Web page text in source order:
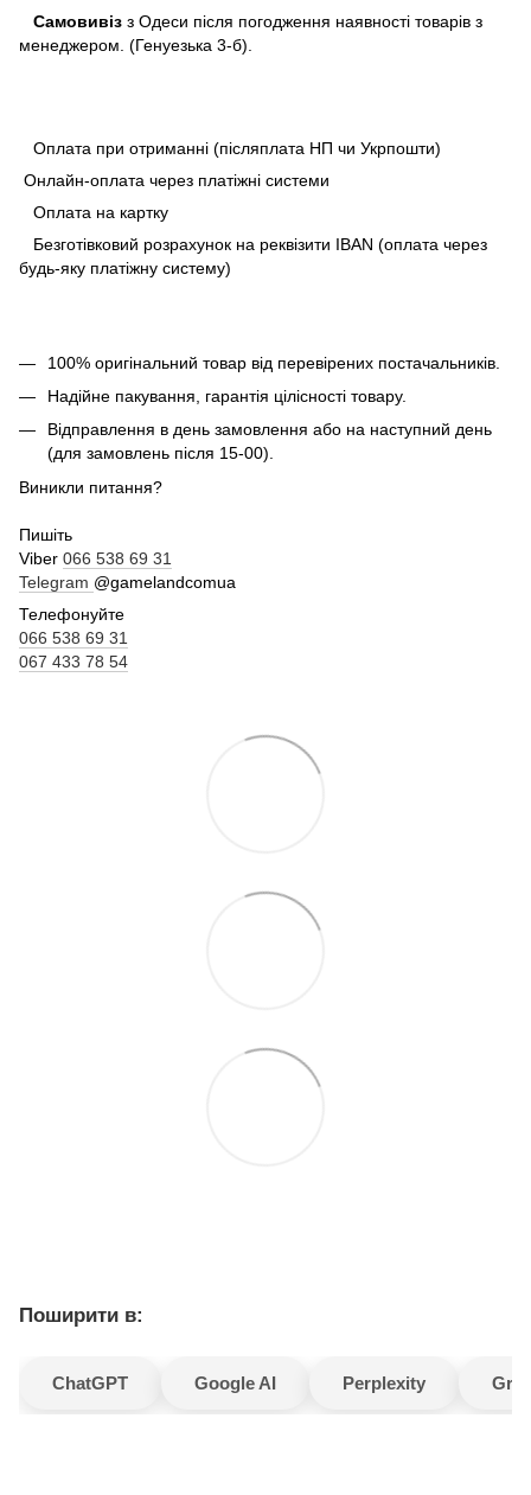
Самовивіз з Одеси після погодження наявності товарів з
менеджером. (Генуезька 3-б).
Оплата при отриманні (післяплата НП чи Укрпошти)
Онлайн-оплата через платіжні системи
Оплата на картку
Безготівковий розрахунок на реквізити IBAN (оплата через
будь-яку платіжну систему)
100% оригінальний товар від перевірених постачальників.
Надійне пакування, гарантія цілісності товару.
Відправлення в день замовлення або на наступний день
(для замовлень після 15-00).
Виникли питання?
Пишіть
Viber 066 538 69 31
Telegram @gamelandcomua
Телефонуйте
066 538 69 31
067 433 78 54
Поширити в:
ChatGPT Google AI Perplexity